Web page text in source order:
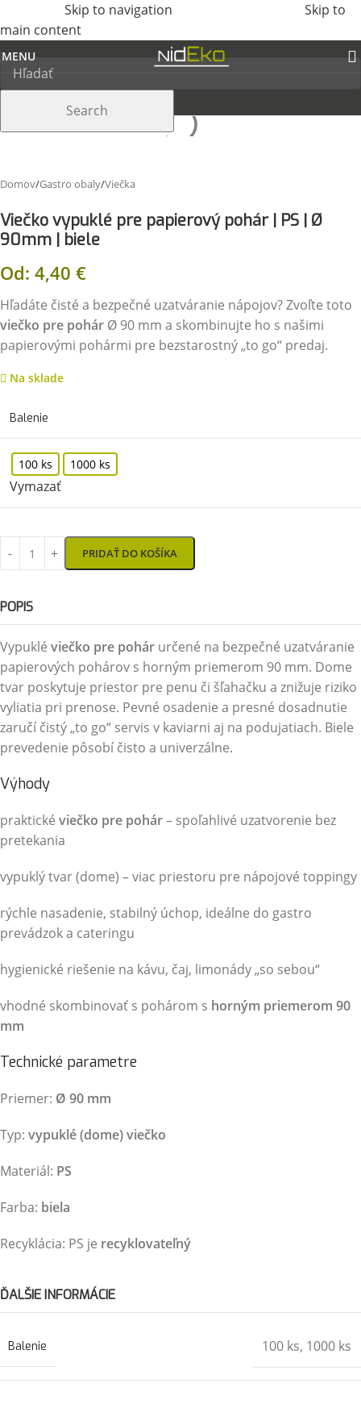
Skip to navigation
Skip to
main content
MENU
Search
Domov/Gastro obaly/Viečka
Viečko vypuklé pre papierový pohár | PS | Ø
90mm | biele
Od: 4,40 €
Hľadáte čisté a bezpečné uzatváranie nápojov? Zvoľte toto
viečko pre pohár Ø 90 mm a skombinujte ho s našimi
papierovými pohármi pre bezstarostný „to go“ predaj.
Na sklade
Balenie
100 ks 1000 ks
Vymazať
PRIDAŤ DO KOŠÍKA
POPIS
Vypuklé viečko pre pohár určené na bezpečné uzatváranie
papierových pohárov s horným priemerom 90 mm. Dome
tvar poskytuje priestor pre penu či šľahačku a znižuje riziko
vyliatia pri prenose. Pevné osadenie a presné dosadnutie
zaručí čistý „to go“ servis v kaviarni aj na podujatiach. Biele
prevedenie pôsobí čisto a univerzálne.
Výhody
praktické viečko pre pohár– spoľahlivé uzatvorenie bez
pretekania
vypuklý tvar (dome) – viac priestoru pre nápojové toppingy
rýchle nasadenie, stabilný úchop, ideálne do gastro
prevádzok a cateringu
hygienické riešenie na kávu, čaj, limonády „so sebou“
vhodné skombinovať s pohárom s horným priemerom 90
mm
Technické parametre
Priemer: Ø 90 mm
Typ: vypuklé (dome) viečko
Materiál: PS
Farba: biela
Recyklácia: PS je recyklovateľný
ĎALŠIE INFORMÁCIE
Balenie 100 ks, 1000 ks